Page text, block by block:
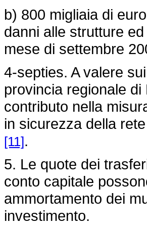
b) 800 migliaia di
danni alle strutture
mese di settembre
4-septies. A valere
provincia regionale
contributo nella
in sicurezza della
[11].
5. Le quote dei
conto capitale
ammortamento dei
investimento.